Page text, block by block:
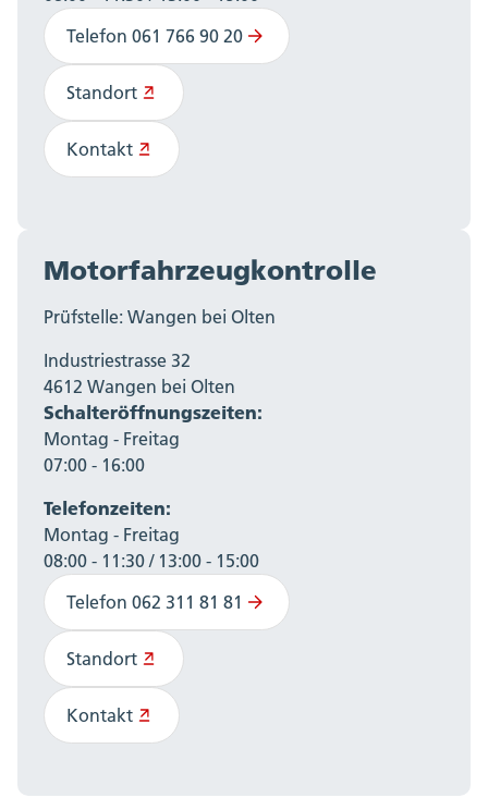
Telefon 061 766 90 20
Standort
Kontakt
Motorfahrzeugkontrolle
Prüfstelle: Wangen bei Olten
Industriestrasse 32
4612 Wangen bei Olten
Schalteröffnungszeiten:
Montag - Freitag
07:00 - 16:00
Telefonzeiten:
Montag - Freitag
08:00 - 11:30 / 13:00 - 15:00
Telefon 062 311 81 81
Standort
Kontakt